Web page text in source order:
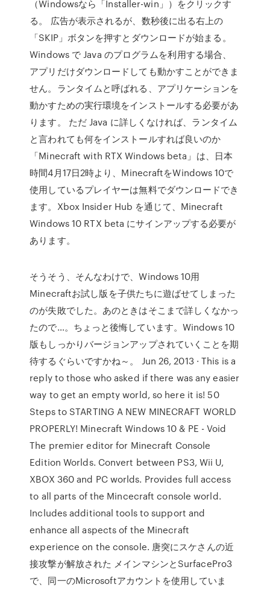
（Windowsなら「Installer-win」）をクリックす
る。 広告が表示されるが、数秒後に出る右上の
「SKIP」ボタンを押すとダウンロードが始まる。
Windows で Java のプログラムを利用する場合、
アプリだけダウンロードしても動かすことができま
せん。ランタイムと呼ばれる、アプリケーションを
動かすための実行環境をインストールする必要があ
ります。 ただ Java に詳しくなければ、ランタイム
と言われても何をインストールすれば良いのか
「Minecraft with RTX Windows beta」は、日本
時間4月17日2時より、MinecraftをWindows 10で
使用しているプレイヤーは無料でダウンロードでき
ます。Xbox Insider Hub を通じて、Minecraft
Windows 10 RTX beta にサインアップする必要が
あります。
そうそう、そんなわけで、Windows 10用
Minecraftお試し版を子供たちに遊ばせてしまった
のが失敗でした。あのときはそこまで詳しくなかっ
たので…。ちょっと後悔しています。Windows 10
版もしっかりバージョンアップされていくことを期
待するぐらいですかね～。 Jun 26, 2013 · This is a
reply to those who asked if there was any easier
way to get an empty world, so here it is! 50
Steps to STARTING A NEW MINECRAFT WORLD
PROPERLY! Minecraft Windows 10 & PE - Void
The premier editor for Minecraft Console
Edition Worlds. Convert between PS3, Wii U,
XBOX 360 and PC worlds. Provides full access
to all parts of the Mincecraft console world.
Includes additional tools to support and
enhance all aspects of the Minecraft
experience on the console. 唐突にスケさんの近
接攻撃が解放された メインマシンとSurfacePro3
で、同一のMicrosoftアカウントを使用していま